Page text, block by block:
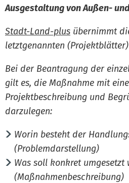
Ausgestaltung von Außen-
Stadt-Land-plus übernimmt
letztgenannten (Projektblätter)
Bei der Beantragung der
gilt es, die Maßnahme mit
Projektbeschreibung und
darzulegen:
Worin besteht der
(Problemdarstellung)
Was soll konkret umgesetzt
(Maßnahmenbeschreibung)